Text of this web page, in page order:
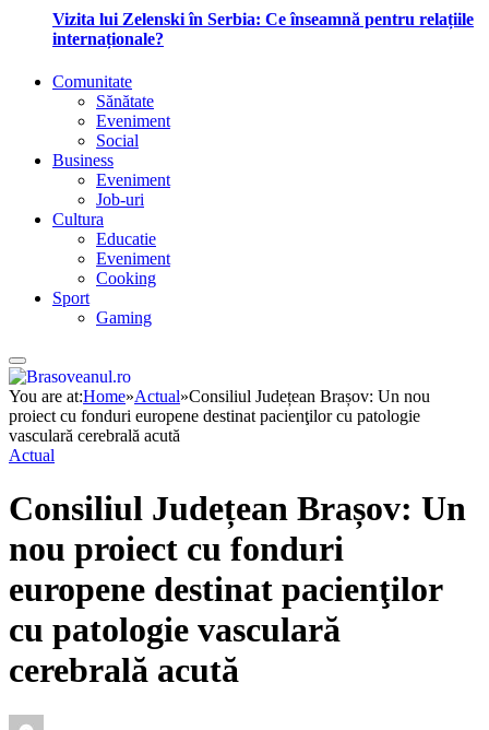
Vizita lui Zelenski în Serbia: Ce înseamnă pentru relațiile
internaționale?
Comunitate
Sănătate
Eveniment
Social
Business
Eveniment
Job-uri
Cultura
Educatie
Eveniment
Cooking
Sport
Gaming
You are at:Home»Actual»Consiliul Județean Brașov: Un nou
proiect cu fonduri europene destinat pacienţilor cu patologie
vasculară cerebrală acută
Actual
Consiliul Județean Brașov: Un
nou proiect cu fonduri
europene destinat pacienţilor
cu patologie vasculară
cerebrală acută